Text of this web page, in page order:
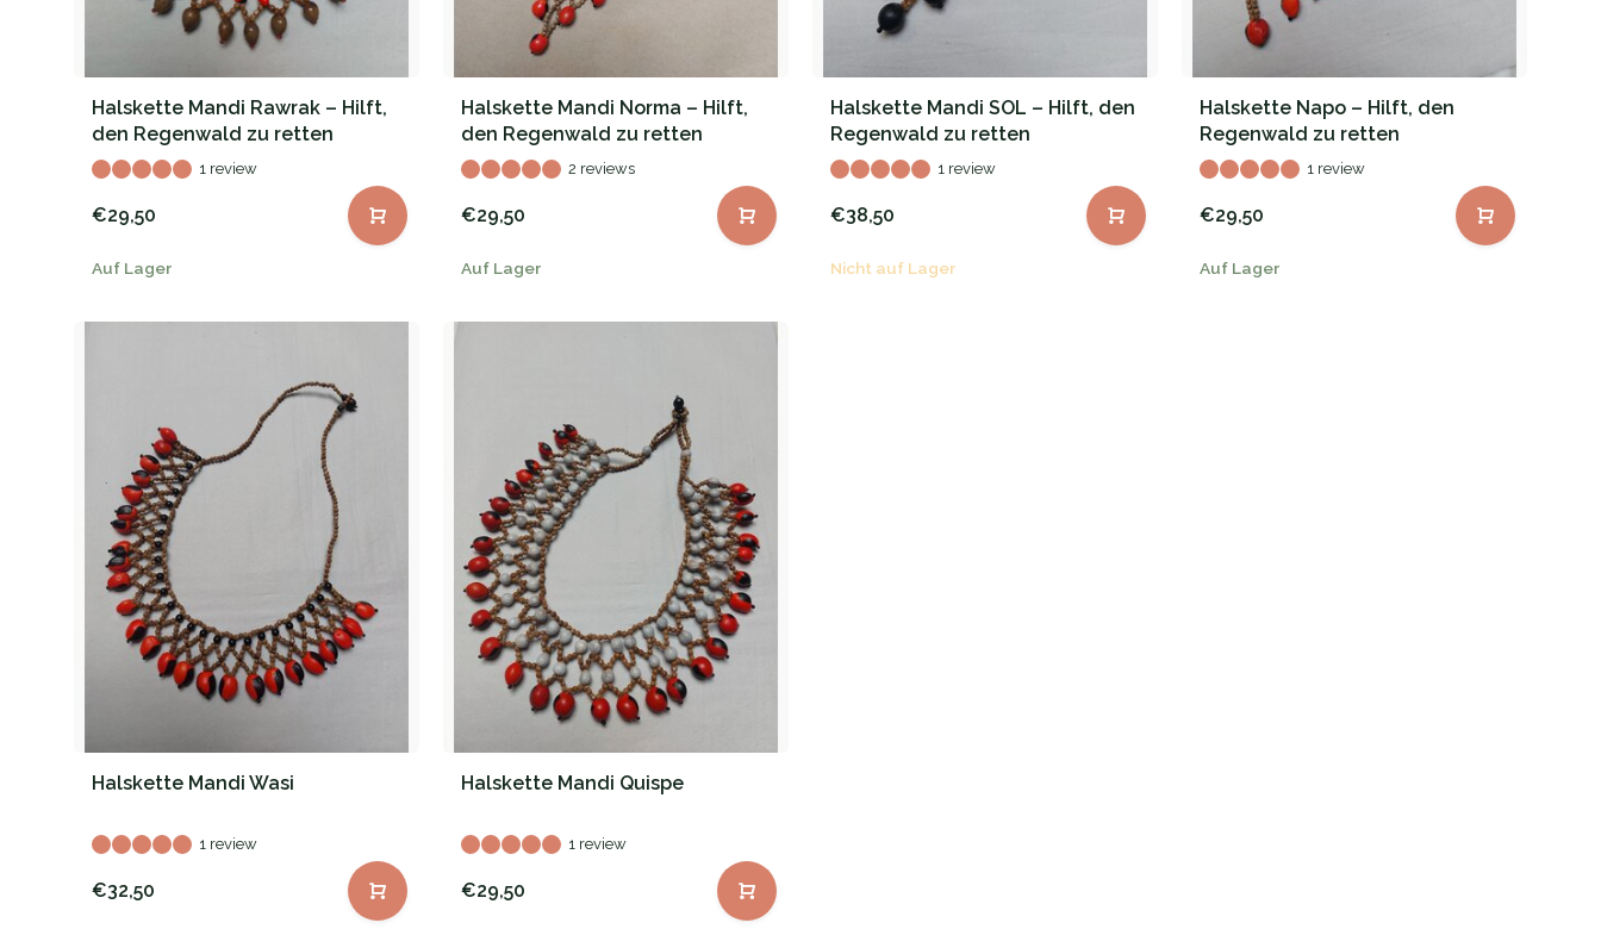
Halskette Mandi Rawrak – Hilft,
den Regenwald zu retten
1 review
€29,50
Auf Lager
Halskette Mandi Norma – Hilft,
den Regenwald zu retten
2 reviews
€29,50
Auf Lager
Halskette Mandi SOL – Hilft, den
Regenwald zu retten
1 review
€38,50
Nicht auf Lager
Halskette Napo – Hilft, den
Regenwald zu retten
1 review
€29,50
Auf Lager
Halskette Mandi Wasi
1 review
€32,50
Halskette Mandi Quispe
1 review
€29,50